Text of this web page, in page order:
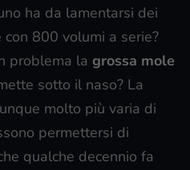
ha da lamentarsi dei
800 volumi a serie?
problema la grossa mole
sotto il naso? La
molto più varia di
permettersi di
qualche decennio fa